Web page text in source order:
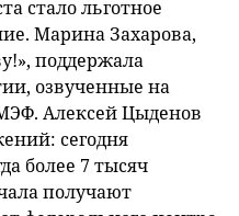
стало льготное
Марина Захарова,
поддержала
озвученные на
Алексей Цыденов
сегодня
более 7 тысяч
получают